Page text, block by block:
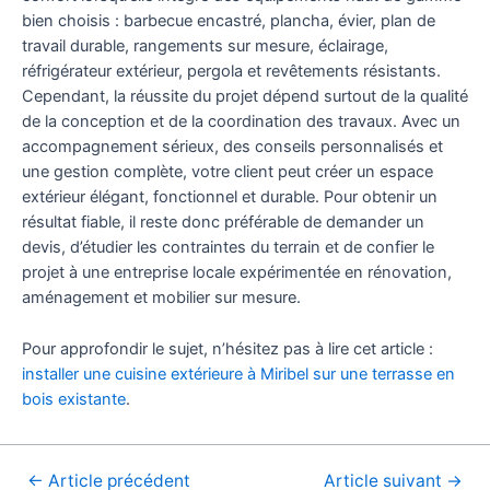
bien choisis : barbecue encastré, plancha, évier, plan de
travail durable, rangements sur mesure, éclairage,
réfrigérateur extérieur, pergola et revêtements résistants.
Cependant, la réussite du projet dépend surtout de la qualité
de la conception et de la coordination des travaux. Avec un
accompagnement sérieux, des conseils personnalisés et
une gestion complète, votre client peut créer un espace
extérieur élégant, fonctionnel et durable. Pour obtenir un
résultat fiable, il reste donc préférable de demander un
devis, d’étudier les contraintes du terrain et de confier le
projet à une entreprise locale expérimentée en rénovation,
aménagement et mobilier sur mesure.
Pour approfondir le sujet, n’hésitez pas à lire cet article :
installer une cuisine extérieure à Miribel sur une terrasse en
bois existante.
← Article précédent Article suivant →